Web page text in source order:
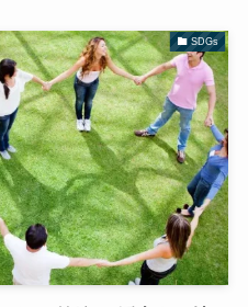
SDGs